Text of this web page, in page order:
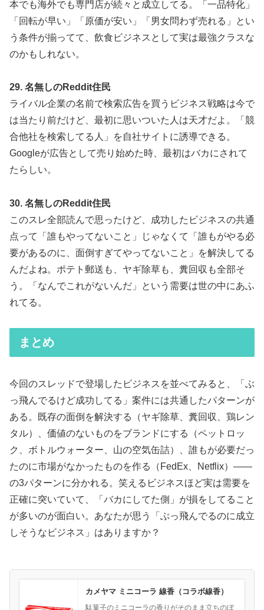
本でも海外でも専門店が続々と成立してる。「一品特化」
「回転が早い」「原価が安い」「男女問わず売れる」とい
う条件が揃ってて、飲食ビジネスとして実は最強クラスな
のかもしれない。
29. 名無しのReddit住民
ライバル企業の名前で検索広告を買うビジネス戦略は今で
は当たり前だけど、最初に思いついた人は天才だよ。「競
合他社を検索してる人」を自社サイトに誘導できる。
Googleが広告として売り始めた時、最初はバカにされて
たらしい。
30. 名無しのReddit住民
このスレ全部読んで思ったけど、成功したビジネスの共通
点って「誰もやってないこと」じゃなくて「誰もがやる必
要があるのに、面倒すぎてやってないこと」を解決してる
んだよね。ポテト郵送も、ヤギ除草も、糞回収も全部そ
う。「なんでこれがないんだ」という需要は世の中にあふ
れてる。
まとめ
今回のスレッドで登場したビジネスを並べてみると、「ぶ
っ飛んでるけど成功してる」案件には共通したパターンが
ある。既存の面倒を解決する（ヤギ除草、糞回収、鶏レン
タル）、価値のないものをブランドにする（ペットロッ
ク、ボトルウォーター、山の空気缶詰）、誰もが必要だっ
たのに市場がなかったものを作る（FedEx、Netflix）——
の3パターンに分かれる。笑えるビジネスほど実は需要を
正確に突いていて、「バカにしてた側」が損をしてること
が多いのが面白い。あなたが思う「ぶっ飛んでるのに成立
しそうなビジネス」はありますか？
カメヤマ ミニコーラ 線香（コラボ線香）
駄菓子のミニコーラの香りがそのまま立ちのぼ